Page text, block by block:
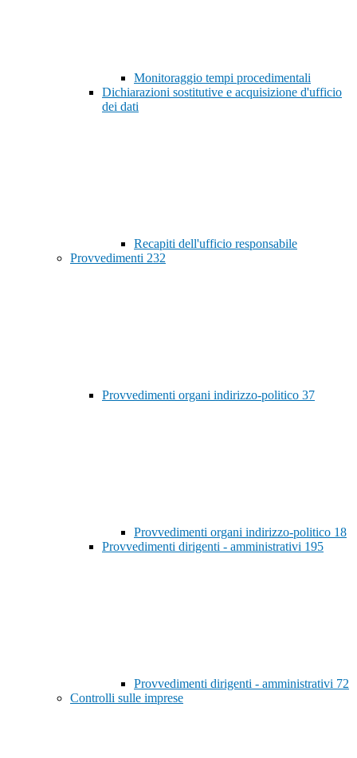
Monitoraggio tempi procedimentali
Dichiarazioni sostitutive e acquisizione d'ufficio
dei dati
Recapiti dell'ufficio responsabile
Provvedimenti 232
Provvedimenti organi indirizzo-politico 37
Provvedimenti organi indirizzo-politico 18
Provvedimenti dirigenti - amministrativi 195
Provvedimenti dirigenti - amministrativi 72
Controlli sulle imprese